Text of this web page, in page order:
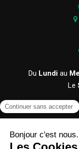
Du Lundi au
Le
©2024 Lauren